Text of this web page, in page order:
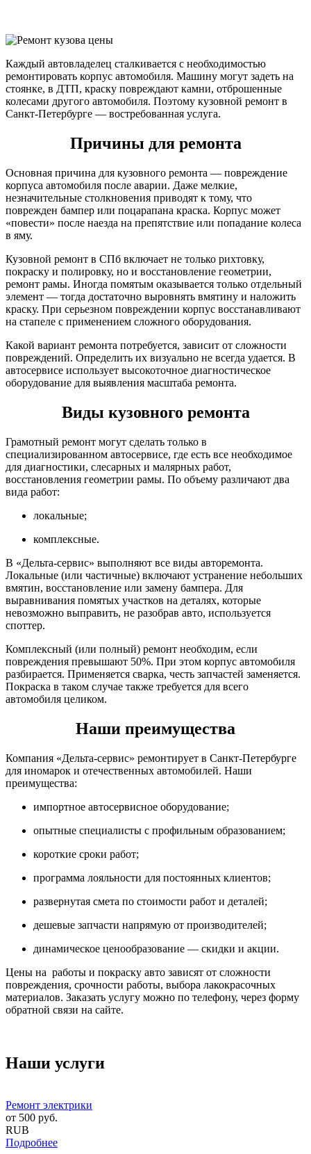
Каждый автовладелец сталкивается с необходимостью
ремонтировать корпус автомобиля. Машину могут задеть на
стоянке, в ДТП, краску повреждают камни, отброшенные
колесами другого автомобиля. Поэтому кузовной ремонт в
Санкт-Петербурге — востребованная услуга.
Причины для ремонта
Основная причина для кузовного ремонта — повреждение
корпуса автомобиля после аварии. Даже мелкие,
незначительные столкновения приводят к тому, что
поврежден бампер или поцарапана краска. Корпус может
«повести» после наезда на препятствие или попадание колеса
в яму.
Кузовной ремонт в СПб включает не только рихтовку,
покраску и полировку, но и восстановление геометрии,
ремонт рамы. Иногда помятым оказывается только отдельный
элемент — тогда достаточно выровнять вмятину и наложить
краску. При серьезном повреждении корпус восстанавливают
на стапеле с применением сложного оборудования.
Какой вариант ремонта потребуется, зависит от сложности
повреждений. Определить их визуально не всегда удается. В
автосервисе использует высокоточное диагностическое
оборудование для выявления масштаба ремонта.
Виды кузовного ремонта
Грамотный ремонт могут сделать только в
специализированном автосервисе, где есть все необходимое
для диагностики, слесарных и малярных работ,
восстановления геометрии рамы. По объему различают два
вида работ:
локальные;
комплексные.
В «Дельта-сервис» выполняют все виды авторемонта.
Локальные (или частичные) включают устранение небольших
вмятин, восстановление или замену бампера. Для
выравнивания помятых участков на деталях, которые
невозможно выправить, не разобрав авто, используется
споттер.
Комплексный (или полный) ремонт необходим, если
повреждения превышают 50%. При этом корпус автомобиля
разбирается. Применяется сварка, честь запчастей заменяется.
Покраска в таком случае также требуется для всего
автомобиля целиком.
Наши преимущества
Компания «Дельта-сервис» ремонтирует в Санкт-Петербурге
для иномарок и отечественных автомобилей. Наши
преимущества:
импортное автосервисное оборудование;
опытные специалисты с профильным образованием;
короткие сроки работ;
программа лояльности для постоянных клиентов;
развернутая смета по стоимости работ и деталей;
дешевые запчасти напрямую от производителей;
динамическое ценообразование — скидки и акции.
Цены на работы и покраску авто зависят от сложности
повреждения, срочности работы, выбора лакокрасочных
материалов. Заказать услугу можно по телефону, через форму
обратной связи на сайте.
Наши услуги
Ремонт электрики
от 500 руб.
RUB
Подробнее